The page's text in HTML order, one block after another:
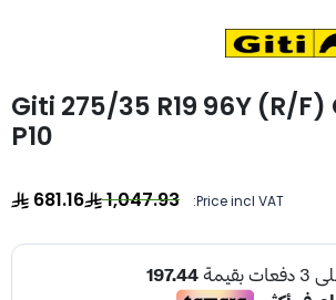
Giti 275/35 R19 96Y (R/
P10
Price incl VAT:
1,047.93
681.16